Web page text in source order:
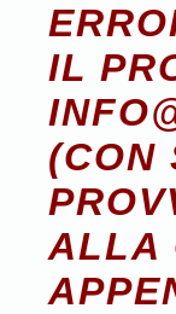
IL
(CON
ALLA